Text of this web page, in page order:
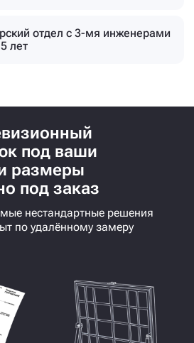
отдел с 3-мя инженерами
лет
под ваши
размеры
под заказ
нестандартные решения
по удалённому замеру